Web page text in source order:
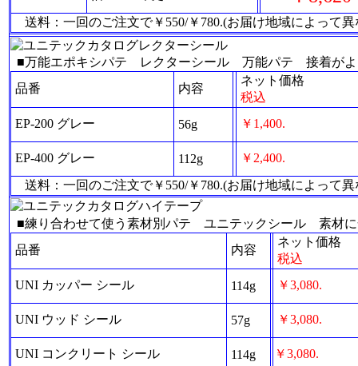
送料：一回のご注文で￥550/￥780.(お届け地域によって
■万能エポキシパテ レクターシール 万能パテ 接着がよ
品番
内容
ネット価格
税込
EP-200 グレー
56g ￥1,400.
EP-400 グレー 112g
￥2,400.
送料：一回のご注文で￥550/￥780.(お届け地域によって
■練り合わせて使う素材別パテ ユニテックシール 素材
品番
内容
ネット価格
税込
UNI カッパー シール
114g ￥3,080.
UNI ウッド シール 57g ￥3,080.
UNI コンクリート シール 114g ￥3,080.